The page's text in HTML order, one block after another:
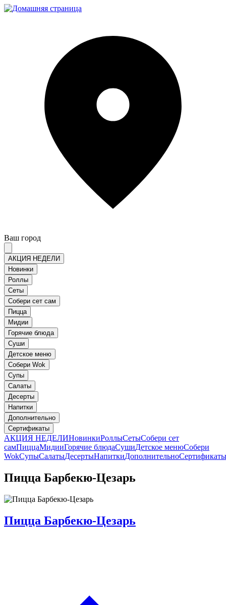
Ваш город
АКЦИЯ НЕДЕЛИ
Новинки
Роллы
Сеты
Собери сет сам
Пицца
Мидии
Горячие блюда
Суши
Детское меню
Собери Wok
Супы
Салаты
Десерты
Напитки
Дополнительно
Сертификаты
АКЦИЯ НЕДЕЛИНовинкиРоллыСетыСобери сет
самПиццаМидииГорячие блюдаСушиДетское менюСобери
WokСупыСалатыДесертыНапиткиДополнительноСертификаты
Пицца Барбекю-Цезарь
Пицца Барбекю-Цезарь